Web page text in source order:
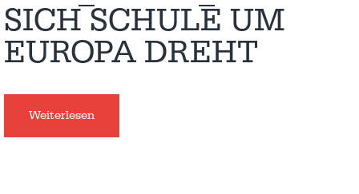
SICH SCHULE UM
EUROPA DREHT
Weiterlesen